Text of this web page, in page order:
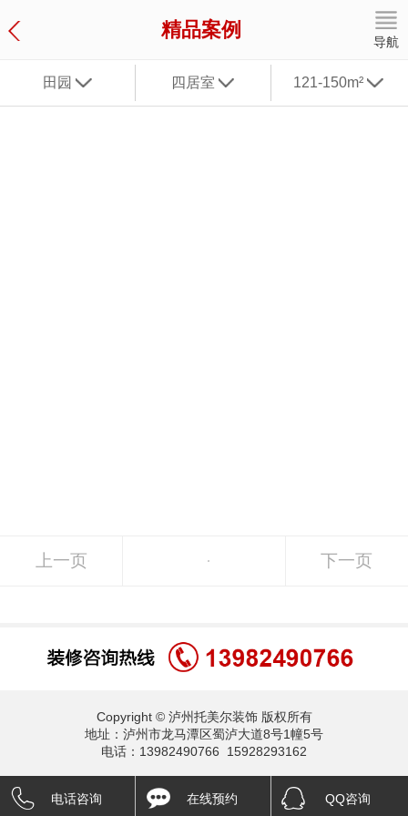
精品案例
导航
田园 四居室 121-150m²
上一页 下一页
Copyright © 泸州托美尔装饰 版权所有
地址：泸州市龙马潭区蜀泸大道8号1幢5号
电话：13982490766 15928293162
电话咨询 在线预约 QQ咨询